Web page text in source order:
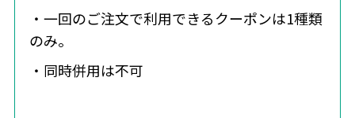
・一回のご注文で利用できるクーポンは1種類
のみ。
・同時併用は不可